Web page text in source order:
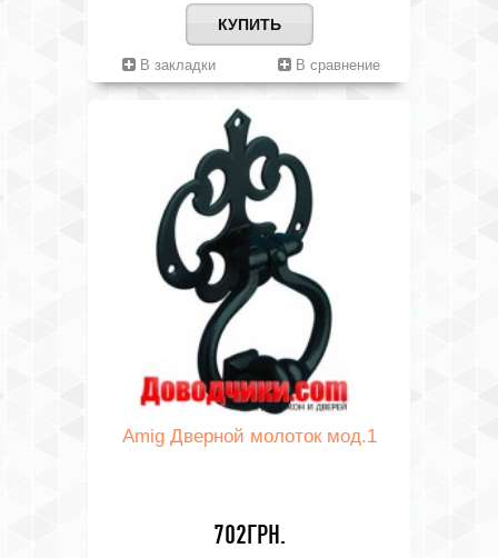
КУПИТЬ
В закладки В сравнение
Amig Дверной молоток мод.1
702ГРН.